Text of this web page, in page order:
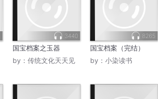
3440
国宝档案之玉器
by： 传统文化天天见
8265
国宝档案（完结）
by： 小染读书